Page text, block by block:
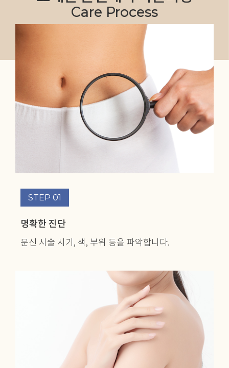
Care Process
STEP 01
명확한 진단
문신 시술 시기, 색, 부위 등을 파악합니다.